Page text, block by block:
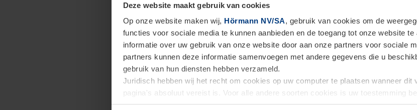
Deze website maakt gebruik van cookies
Op onze website maken wij, Hörmann NV/SA, gebruik van cookies om de
functies voor sociale media te kunnen aanbieden en de toegang tot onze website
informatie over uw gebruik van onze website door aan onze partners voor sociale
partners kunnen deze informatie samenvoegen met andere gegevens die u
gebruik van hun diensten hebben verzameld.
Juridisch hebben wij het recht om cookies op uw computer te plaatsen wanneer dit
pagina's absoluut vereist is. Voor alle andere soorten cookies is uw toestemming
moment bij de uitleg van de cookies op paginaPrivacyverklaringop onze website